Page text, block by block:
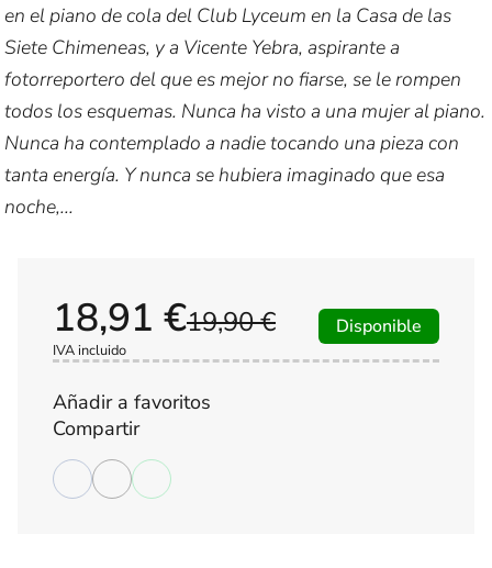
en el piano de cola del Club Lyceum en la Casa de las
Siete Chimeneas, y a Vicente Yebra, aspirante a
fotorreportero del que es mejor no fiarse, se le rompen
todos los esquemas. Nunca ha visto a una mujer al piano.
Nunca ha contemplado a nadie tocando una pieza con
tanta energía. Y nunca se hubiera imaginado que esa
noche,...
19,90 €
18,91 €
IVA incluido
Disponible
Añadir a favoritos
Compartir